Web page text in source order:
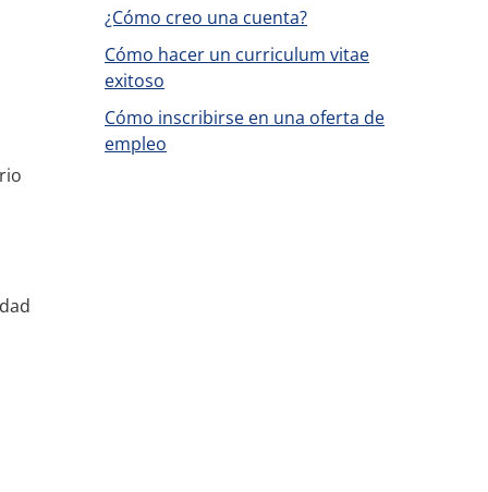
¿Cómo creo una cuenta?
Cómo hacer un curriculum vitae
exitoso
Cómo inscribirse en una oferta de
empleo